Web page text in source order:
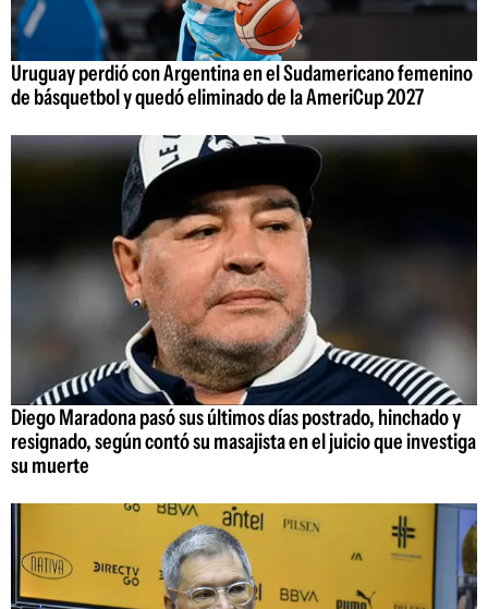
Uruguay perdió con Argentina en el Sudamericano femenino
de básquetbol y quedó eliminado de la AmeriCup 2027
Diego Maradona pasó sus últimos días postrado, hinchado y
resignado, según contó su masajista en el juicio que investiga
su muerte